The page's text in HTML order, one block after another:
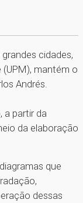
cidades,
(UPM), mantém o
Andrés.
a partir da
da elaboração
que
dessas